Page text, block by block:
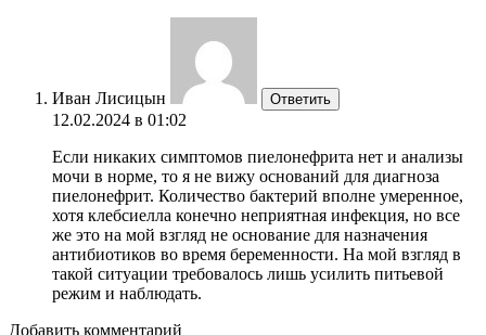
Иван Лисицын Ответить
12.02.2024 в 01:02
Если никаких симптомов пиелонефрита нет и анализы
мочи в норме, то я не вижу оснований для диагноза
пиелонефрит. Количество бактерий вполне умеренное,
хотя клебсиелла конечно неприятная инфекция, но все
же это на мой взгляд не основание для назначения
антибиотиков во время беременности. На мой взгляд в
такой ситуации требовалось лишь усилить питьевой
режим и наблюдать.
Добавить комментарий